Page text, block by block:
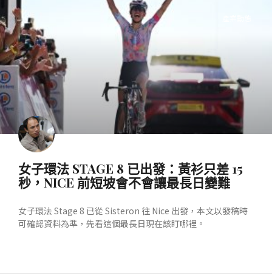
女子環法 STAGE 8 已出發：黃衫只差 15
秒，NICE 前短坡會不會讓最長日變難
女子環法 Stage 8 已從 Sisteron 往 Nice 出發，本文以發稿時
可確認資料為準，先看這個最長日現在該盯哪裡。